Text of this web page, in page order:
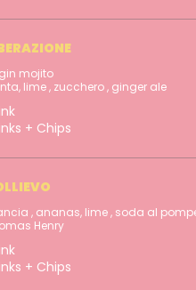
mojito
lime , zucchero , ginger ale
+ Chips
, ananas, lime , soda al pompelmo
Henry
+ Chips